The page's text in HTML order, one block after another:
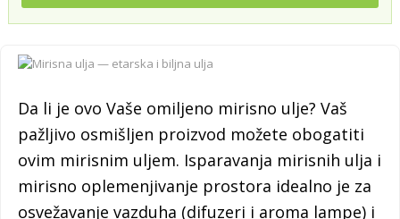
Da li je ovo Vaše omiljeno mirisno ulje? Vaš
pažljivo osmišljen proizvod možete obogatiti
ovim mirisnim uljem. Isparavanja mirisnih ulja i
mirisno oplemenjivanje prostora idealno je za
osvežavanje vazduha (difuzeri i aroma lampe) i